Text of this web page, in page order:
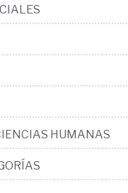
HUMANAS